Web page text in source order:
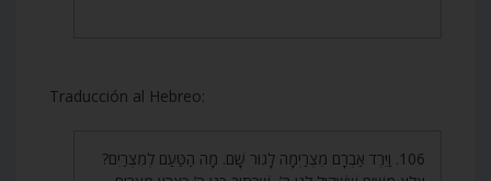
Traducción al Hebreo:
106. וַיֵּרֶד אַבְרָם מִצְרַיְמָה לָגוּר שָׁם. מָה הַטַּעַם לְמִצְרַיִם?